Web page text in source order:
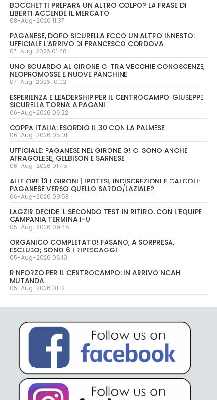
BOCCHETTI PREPARA UN ALTRO COLPO? LA FRASE DI
LIBERTI ACCENDE IL MERCATO
08-Aug-2026 11:37
PAGANESE, DOPO SICURELLA ECCO UN ALTRO INNESTO:
UFFICIALE L'ARRIVO DI FRANCESCO CORDOVA
07-Aug-2026 01:48
UNO SGUARDO AL GIRONE G: TRA VECCHIE CONOSCENZE,
NEOPROMOSSE E NUOVE PANCHINE
07-Aug-2026 10:02
ESPERIENZA E LEADERSHIP PER IL CENTROCAMPO: GIUSEPPE
SICURELLA TORNA A PAGANI
06-Aug-2026 06:22
COPPA ITALIA: ESORDIO IL 30 CON LA PALMESE
06-Aug-2026 05:01
UFFICIALE: PAGANESE NEL GIRONE G! CI SONO ANCHE
AFRAGOLESE, GELBISON E SARNESE
06-Aug-2026 01:45
ALLE ORE 13 I GIRONI | IPOTESI, INDISCREZIONI E CALCOLI:
PAGANESE VERSO QUELLO SARDO/LAZIALE?
06-Aug-2026 09:53
LAGZIR DECIDE IL SECONDO TEST IN RITIRO. CON L'EQUIPE
CAMPANIA TERMINA 1-0
05-Aug-2026 09:45
ORGANICO COMPLETATO! FASANO, A SORPRESA,
ESCLUSO; SONO 6 I RIPESCAGGI
05-Aug-2026 06:19
RINFORZO PER IL CENTROCAMPO: IN ARRIVO NOAH
MUTANDA
05-Aug-2026 01:12